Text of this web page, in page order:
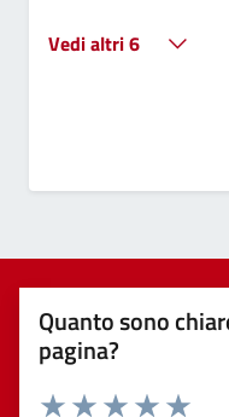
Vedi altri 6
Quanto sono
pagina?